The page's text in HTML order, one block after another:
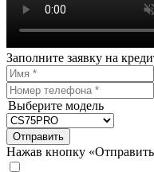
Заполните заявку на
Выберите модель
Отправить
Нажав кнопку